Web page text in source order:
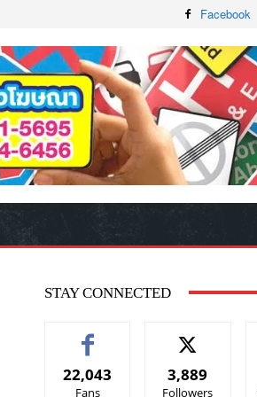
Facebook
STAY CONNECTED
22,043
Fans
3,889
Followers